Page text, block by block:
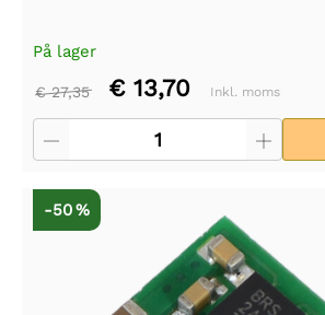
På lager
€ 27,35 € 13,70 Inkl. moms
-50 %